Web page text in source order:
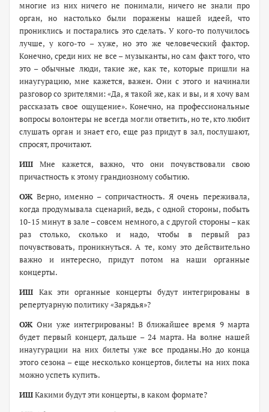
многие из них ничего не понимали, ничего не знали про
орган, но настолько были поражены нашей идеей, что
прониклись и постарались это сделать. У кого-то получилось
лучше, у кого-то – хуже, но это же человеческий фактор.
Конечно, среди них не все – музыканты, но сам факт того, что
это – обычные люди, такие же, как те, которые пришли на
инаугурацию, мне кажется, важен. Они с этого и начинали
разговор со зрителями: «Да, я такой же, как и вы, и я хочу вам
рассказать свое ощущение». Конечно, на профессиональные
вопросы волонтеры не всегда могли ответить, но те, кто любит
слушать орган и знает его, еще раз придут в зал, послушают,
спросят, прочитают.
ИШ Мне кажется, важно, что они почувствовали свою
причастность к этому грандиозному событию.
ОЖВерно, именно – сопричастность. Я очень переживала,
когда продумывала сценарий, ведь, с одной стороны, побыть
10-15 минут в зале – совсем немного, а с другой стороны – как
раз столько, сколько и надо, чтобы в первый раз
почувствовать, проникнуться. А те, кому это действительно
важно и интересно, придут потом на наши органные
концерты.
ИШ Как эти органные концерты будут интегрированы в
репертуарную политику «Зарядья»?
ОЖОни уже интегрированы! В ближайшее время 9 марта
будет первый концерт, дальше – 24 марта. На волне нашей
инаугурации на них билеты уже все проданы.Но до конца
этого сезона – еще несколько концертов, билеты на них пока
можно успеть купить.
ИШКакими будут эти концерты, в каком формате?